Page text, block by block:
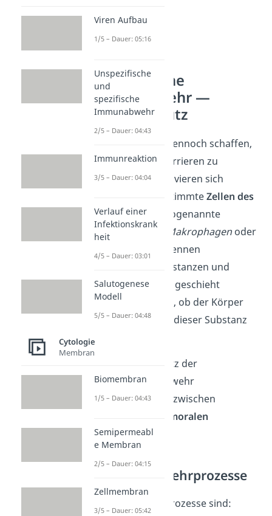
Unspezifische
Immunabwehr —
Aktiver Schutz
Wenn Erreger es dennoch schaffen,
die Oberflächenbarrieren zu
durchbrechen, aktivieren sich
infolgedessen bestimmteZellen des
Immunsystems
Sogenannte
Fresszellen(z. B. Makrophagen oder
erkennen
körperfremde Substanzen und
beseitigen sie. Das geschieht
unabhängig davon, ob der Körper
bereits Kontakt zu dieser Substanz
hatte oder nicht.
Beim aktiven Schutz der
unspezifischen Abwehr
unterscheidest du zwischen
humoralen
Abwehrprozessen
Zelluläre Abwehrprozesse
Zelluläre Abwehrprozesse sind:
Viren Aufbau
1/5 – Dauer: 05:16
Unspezifische
und
spezifische
Immunabwehr
2/5 – Dauer: 04:43
Immunreaktion
3/5 – Dauer: 04:04
Verlauf einer
Infektionskrank
heit
4/5 – Dauer: 03:01
Salutogenese
Modell
5/5 – Dauer: 04:48
Cytologie
Membran
Biomembran
1/5 – Dauer: 04:43
Semipermeabl
e Membran
2/5 – Dauer: 04:15
Zellmembran
3/5 – Dauer: 05:42